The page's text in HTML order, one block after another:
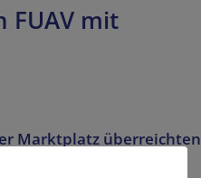
FUAV mit
Marktplatz überreichten
(Saale) unserem